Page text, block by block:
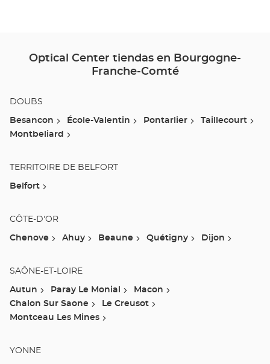
Optical Center tiendas en Bourgogne-
Franche-Comté
DOUBS
Besancon École-Valentin Pontarlier
Taillecourt
Montbeliard
TERRITOIRE DE BELFORT
Belfort
CÔTE-D'OR
Chenove Ahuy Beaune Quétigny Dijon
SAÔNE-ET-LOIRE
Autun Paray Le Monial
Macon
Chalon Sur Saone
Le Creusot
Montceau Les Mines
YONNE